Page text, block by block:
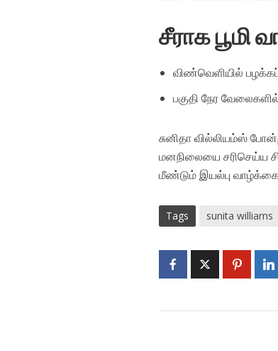
சீராக பூமி
விண்வெளியில்
பகுதி நேர
சுனிதா வில்லியம்ஸ்
மனநிலையை சரிசெய்ய
மீண்டும் இயல்பு
Tags sunita williams